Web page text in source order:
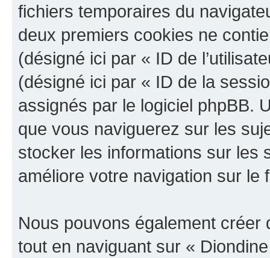
fichiers temporaires du
deux premiers cookies ne
(désigné ici par « ID de
(désigné ici par « ID de la
assignés par le logiciel phpBB.
que vous naviguerez sur les
stocker les informations sur les
améliore votre navigation sur le
Nous pouvons également
tout en naviguant sur «